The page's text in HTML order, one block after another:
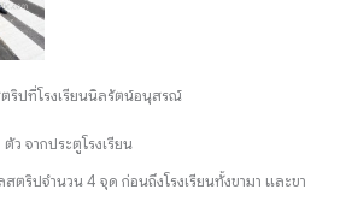
ริปที่โรงเรียนนิลรัตน์อนุสรณ์
ว จากประตูโรงเรียน
สตริปจำนวน 4 จุด ก่อนถึงโรงเรียนทั้งขามา และขา